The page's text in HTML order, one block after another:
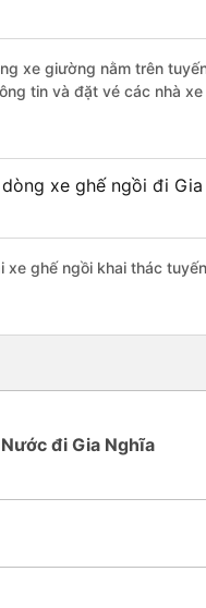
xe giường nằm trên
tin và đặt vé các nhà
xe ghế ngồi đi
xe ghế ngồi khai thác
đi Gia Nghĩa